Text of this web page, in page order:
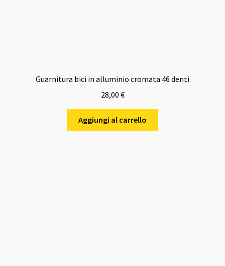
Guarnitura bici in alluminio cromata 46 denti
28,00 €
Aggiungi al carrello